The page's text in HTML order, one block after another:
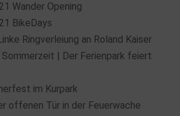
Wander Opening
BikeDays
Ringverleiung an Roland Kaiser
Sommerzeit | Der Ferienpark feiert
im Kurpark
offenen Tür in der Feuerwache